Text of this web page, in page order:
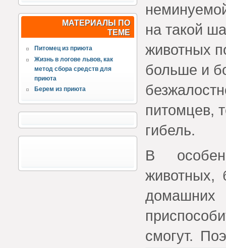
МАТЕРИАЛЫ ПО
ТЕМЕ
Питомец из приюта
Жизнь в логове львов, как
метод сбора средств для
приюта
Берем из приюта
на такой
животных
больше и
питомцев,
гибель.
В
животных,
смогут.